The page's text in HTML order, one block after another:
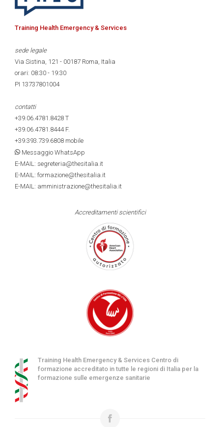
Training Health Emergency & Services
sede legale
Via Sistina, 121 - 00187 Roma, Italia
orari: 08:30 - 19:30
PI 13737801004
contatti
+39.06.4781.8428 T
+39.06.4781.8444F.
+39.393.739.6808 mobile
Messaggio WhatsApp
E-MAIL: segreteria@thesitalia.it
E-MAIL: formazione@thesitalia.it
E-MAIL: amministrazione@thesitalia.it
Accreditamenti scientifici
Training Health Emergency & Services Centro di
formazione accreditato in tutte le regioni di Italia per la
formazione sulle emergenze sanitarie